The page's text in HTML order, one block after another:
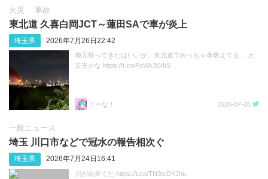
火災 事故
東北道 久喜白岡JCT～蓮田SAで車が炎上
埼玉県 2026年7月26日22:42
地元帰ってきたはいいが、東北道でめっちゃ車燃えてる… 大
丈夫かな https://t.co/PoWk3i54tS
うーな！ 2026-07-26
一般ニュース
埼玉 川口市などで冠水の報告相次ぐ
埼玉県 2026年7月24日16:41
川が出来てた https://t.co/TN3tcDYJhu